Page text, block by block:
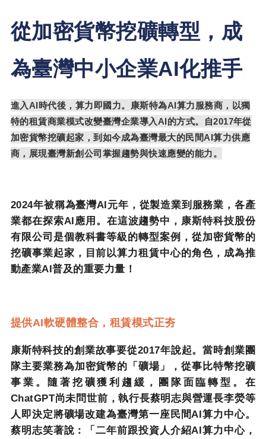
從加密貨幣挖礦轉型，成
為臺灣中小企業AI化推手
進入 AI時代後，算力即國力。康斯特為AI算力服務商，以獨
特的租賃商業模式改變臺灣企業導入 AI的方式。自2017年從
加密貨幣挖礦起家，到如今成為臺灣最大的民間AI算力供應
商，展現臺灣新創公司掌握趨勢與快速應變的能力。
2024年被稱為臺灣AI元年，從製造業到服務業，各產
業都在探索AI應用。在這波趨勢中，康斯特科技股份
有限公司是個教科書等級的轉型案例，從加密貨幣的
挖礦事業起家，目前以算力租賃中心的角色，成為推
動產業AI普及的重要力量！
提供AI軟硬體整合，租賃模式正夯
康斯特科技的創業故事要從2017年說起。當時創業團
隊主要業務為加密貨幣的「礦場」，從事比特幣挖礦
事業。隨著挖礦獲利趨緩，團隊面臨轉型。在
ChatGPT尚未問世前，執行長蔡明志與營運長李熒等
人即決定將礦場改建為臺灣第一座民間AI算力中心。
蔡明志笑著說：「二年前跟投資人介紹AI算力中心，